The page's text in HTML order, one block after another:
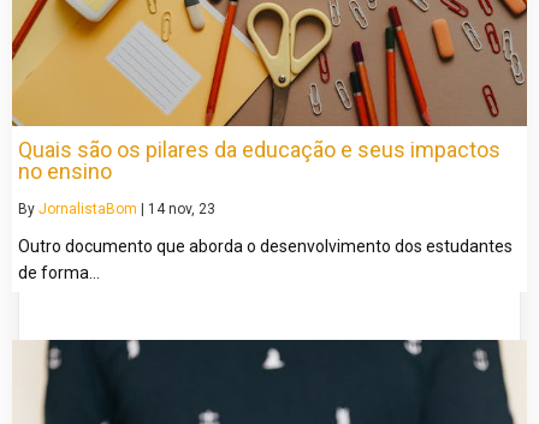
Quais são os pilares da educação e seus impactos
no ensino
By JornalistaBom 14 nov, 23
Outro documento que aborda o desenvolvimento dos estudantes
de forma…